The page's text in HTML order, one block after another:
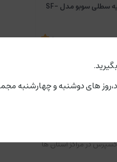
فیلتر تصفیه سطلی سوبو مدل SF-
5
در مراکز استان ها